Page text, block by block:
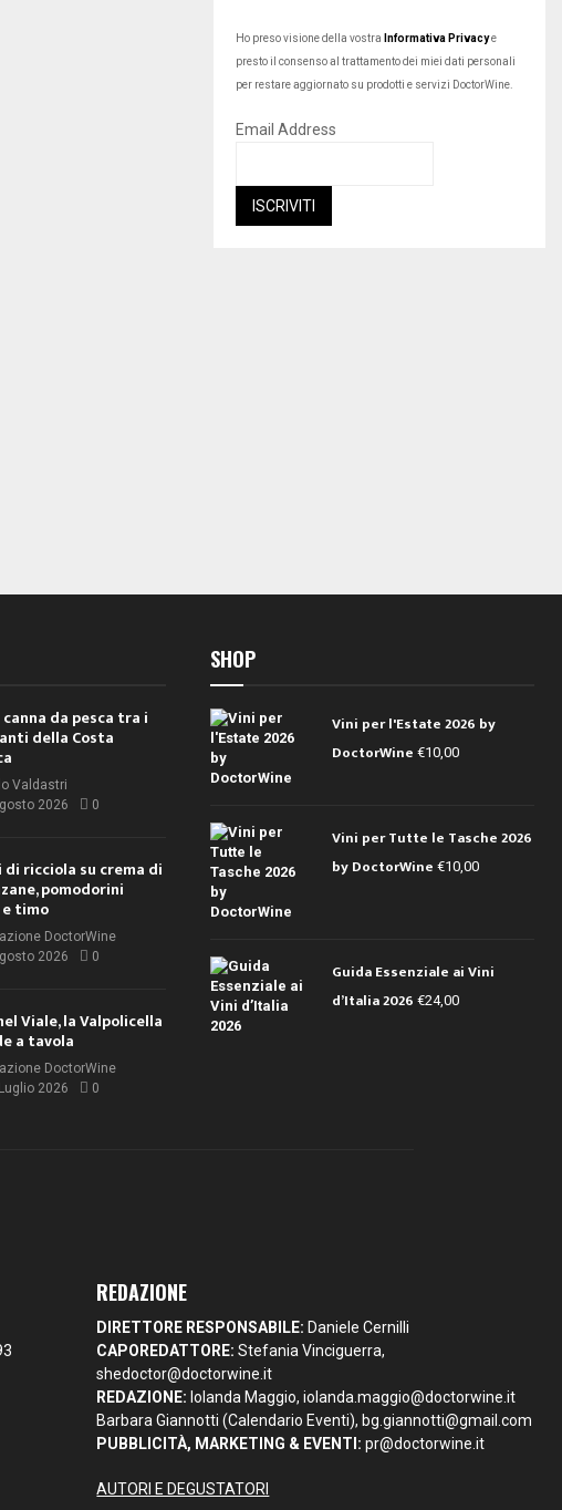
Ho preso visione della vostra Informativa Privacye
presto il consenso al trattamento dei miei dati personali
per restare aggiornato su prodotti e servizi DoctorWine.
Email Address
canna da pesca tra i
della Costa
Valdastri
2026
0
ricciola su crema di
pomodorini
timo
DoctorWine
2026
0
Viale, la Valpolicella
a tavola
DoctorWine
2026
0
SHOP
Vini per l'Estate 2026 by
DoctorWine €10,00
Vini per Tutte le Tasche 2026
by DoctorWine €10,00
Guida Essenziale ai Vini
d’Italia 2026 €24,00
REDAZIONE
DIRETTORE RESPONSABILE: Daniele Cernilli
CAPOREDATTORE: Stefania Vinciguerra,
shedoctor@doctorwine.it
REDAZIONE: Iolanda Maggio,iolanda.maggio@doctorwine.it
Barbara Giannotti (Calendario Eventi), bg.giannotti@gmail.com
PUBBLICITÀ, MARKETING & EVENTI: pr@doctorwine.it
AUTORI E DEGUSTATORI